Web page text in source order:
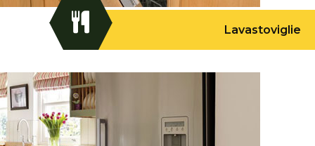
Lavastoviglie